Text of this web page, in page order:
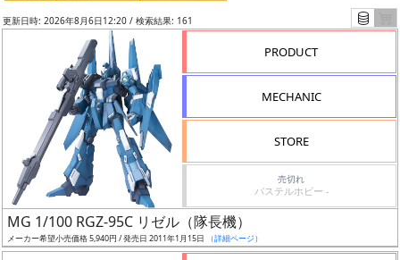
フ
リ
ー
更新日時: 2026年8月6日12:20 / 検索結果: 161
PRODUCT
MECHANIC
STORE
売切れ
パステルホビー -
MG 1/100 RGZ-95C リゼル（隊長機）
メーカー希望小売価格 5,940円 / 発売日 2011年1月15日 （詳細ページ）